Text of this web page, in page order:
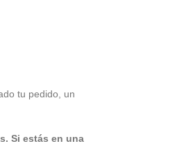
tu pedido, un
Si estás en una